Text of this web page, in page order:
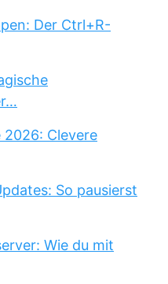
Der Ctrl+R-
2026: Clevere
So pausierst
Wie du mit